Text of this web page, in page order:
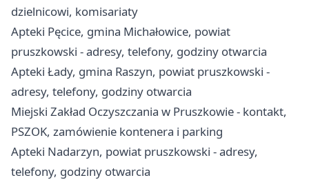
dzielnicowi, komisariaty
Apteki Pęcice, gmina Michałowice, powiat
pruszkowski - adresy, telefony, godziny otwarcia
Apteki Łady, gmina Raszyn, powiat pruszkowski -
adresy, telefony, godziny otwarcia
Miejski Zakład Oczyszczania w Pruszkowie - kontakt,
PSZOK, zamówienie kontenera i parking
Apteki Nadarzyn, powiat pruszkowski - adresy,
telefony, godziny otwarcia